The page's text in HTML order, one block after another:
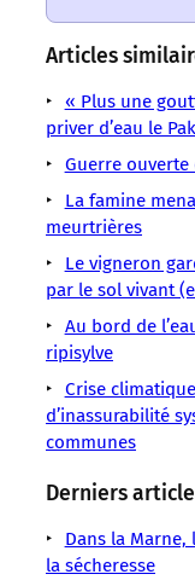
sens
/
LMOUS
–
Pakistan
un
–
qui
Articles
« Plus une
priver d’eau le
Guerre ouverte
La famine
meurtrières
Le vigneron
par le sol vivant
Au bord de
ripisylve
Crise
d’inassurabilité
communes
Derniers
Dans la
la sécheresse